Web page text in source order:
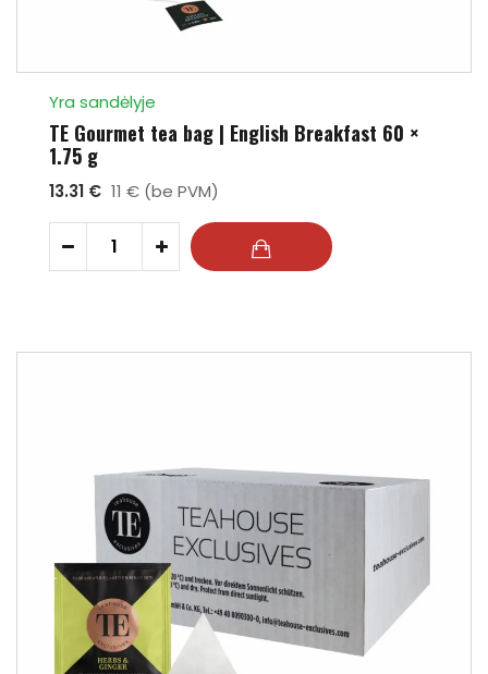
Yra sandėlyje
TE Gourmet tea bag | English Breakfast 60 ×
1.75 g
13.31 € 11 € (be PVM)
- +